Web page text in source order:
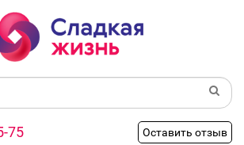
75
Оставить отзыв